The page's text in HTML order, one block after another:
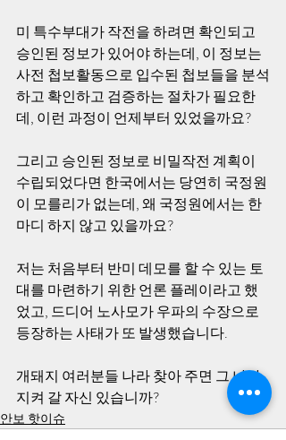
미 특수부대가 작전을 하려면 확인되고
승인된 정보가 있어야 하는데, 이 정보는
사전 첩보활동으로 입수된 첩보들을 분석
하고 확인하고 검증하는 절차가 필요한
데, 이런 과정이 언제부터 있었을까요?
그리고 승인된 정보로 비밀작전 계획이
수립되었다면 한국에서는 당연히 국정원
이 모를리가 없는데, 왜 국정원에서는 한
마디 하지 않고 있을까요?
저는 처음부터 반미 데모를 할 수 있는 토
대를 마련하기 위한 언론 플레이라고 했
었고, 드디어 노사모가 우파의 수장으로
등장하는 사태가 또 발생했습니다.
개돼지 여러분들 나라 찾아 주면 그 나라
지켜 갈 자신 있습니까?
안보 핫이슈